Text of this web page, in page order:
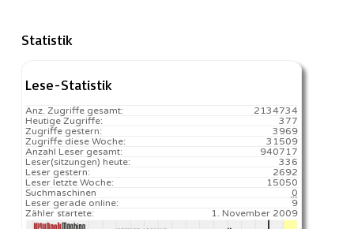
Statistik
Lese-Statistik
2134734
Anz. Zugriffe gesamt:
377
Heutige Zugriffe:
3969
Zugriffe gestern:
31509
Zugriffe diese Woche:
940717
Anzahl Leser gesamt:
336️
Leser(sitzungen) heute:
2692
Leser gestern:
15050️
Leser letzte Woche:
0
Suchmaschinen
9
Leser gerade online:
1. November 2009
Zähler startete: